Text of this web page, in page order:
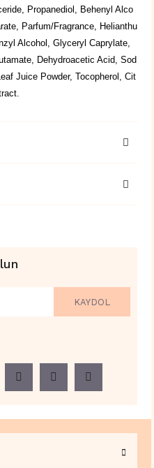
Propanediol, Behenyl Alco
Parfum/Fragrance, Helianthu
Alcohol, Glyceryl Caprylate,
Dehydroacetic Acid, Sod
Juice Powder, Tocopherol, Cit
KAYDOL